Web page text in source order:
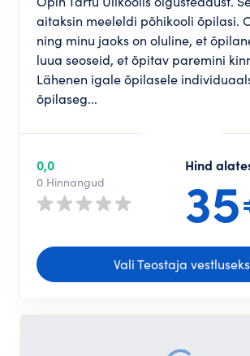
aitaksin meeleldi põhikooli õpilasi.
ning minu jaoks on oluline, et
luua seoseid, et õpitav paremini
Lähenen igale õpilasele
õpilaseg...
Vali Teostaja vestluseks
Hind
0,0
0 Hinnangud